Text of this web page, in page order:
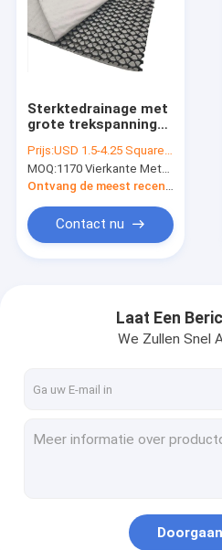
Ongeveer ons
Fabrieksreis
Verzoek om een Citaat
News
Geomembranestof
Hdpe Geocell
Sterktedrainage met
grote trekspanning
Prijs:USD 1.5-4.25 Square Meter
MOQ:1170 Vierkante Meters
Ontvang de meest recente Prijs
Contact nu
Laat Een
We Zullen Snel
Doorgaan